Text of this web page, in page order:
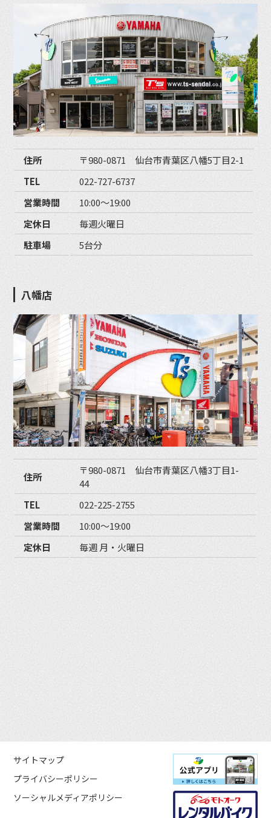
住所
〒980-0871 仙台市青葉区八幡5丁目2-1
TEL
022-727-6737
営業時間
10:00〜19:00
定休日
毎週火曜日
駐車場
5台分
八幡店
住所
〒980-0871 仙台市青葉区八幡3丁目1-
44
TEL
022-225-2755
営業時間
10:00〜19:00
定休日
毎週 月・火曜日
サイトマップ
プライバシーポリシー
ソーシャルメディアポリシー